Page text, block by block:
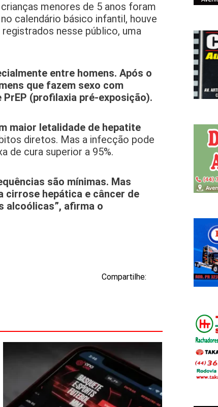
menores de 5 anos foram
calendário básico infantil, houve
nesse público, uma
entre homens. Após o
que fazem sexo com
(profilaxia pré-exposição).
maior letalidade de hepatite
diretos. Mas a infecção pode
de cura superior a 95%.
são mínimas. Mas
cirrose hepática e câncer de
alcoólicas”, afirma o
Compartilhe: